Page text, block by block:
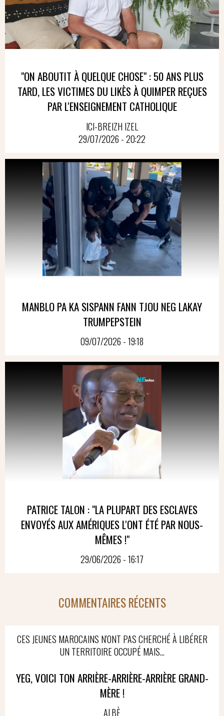
"ON ABOUTIT À QUELQUE CHOSE" : 50 ANS PLUS
TARD, LES VICTIMES DU LIKÈS À QUIMPER REÇUES
PAR L'ENSEIGNEMENT CATHOLIQUE
ICI-BREIZH IZEL
29/07/2026 - 20:22
MANBLO PA KA SISPANN FANN TJOU NEG LAKAY
TRUMPEPSTEIN
09/07/2026 - 19:18
PATRICE TALON : "LA PLUPART DES ESCLAVES
ENVOYÉS AUX AMÉRIQUES L'ONT ÉTÉ PAR NOUS-
MÊMES !"
29/06/2026 - 16:17
COMMENTAIRES RÉCENTS
CES JEUNES MAROCAINS N'ONT PAS CHERCHÉ À LIBÉRER
UN TERRITOIRE OCCUPÉ MAIS...
YEG, VOICI TON ARRIÈRE-ARRIÈRE-ARRIÈRE GRAND-
MÈRE !
ALBÈ